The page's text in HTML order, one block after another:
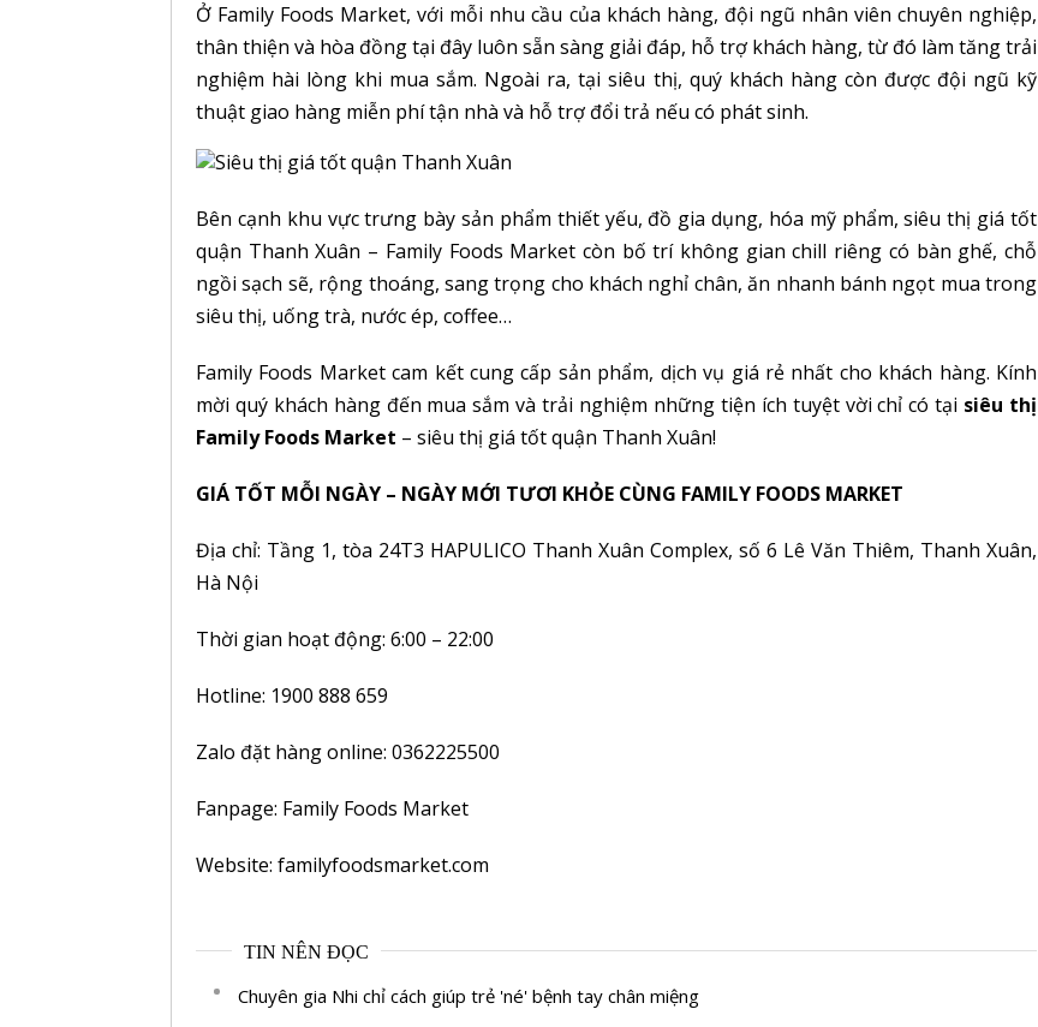
Ở Family Foods Market, với mỗi nhu cầu của khách hàng, đội ngũ nhân viên chuyên nghiệp,
thân thiện và hòa đồng tại đây luôn sẵn sàng giải đáp, hỗ trợ khách hàng, từ đó làm tăng trải
nghiệm hài lòng khi mua sắm. Ngoài ra, tại siêu thị, quý khách hàng còn được đội ngũ kỹ
thuật giao hàng miễn phí tận nhà và hỗ trợ đổi trả nếu có phát sinh.
Bên cạnh khu vực trưng bày sản phẩm thiết yếu, đồ gia dụng, hóa mỹ phẩm, siêu thị giá tốt
quận Thanh Xuân – Family Foods Market còn bố trí không gian chill riêng có bàn ghế, chỗ
ngồi sạch sẽ, rộng thoáng, sang trọng cho khách nghỉ chân, ăn nhanh bánh ngọt mua trong
siêu thị, uống trà, nước ép, coffee…
Family Foods Market cam kết cung cấp sản phẩm, dịch vụ giá rẻ nhất cho khách hàng. Kính
mời quý khách hàng đến mua sắm và trải nghiệm những tiện ích tuyệt vời chỉ có tại siêu thị
Family Foods Market – siêu thị giá tốt quận Thanh Xuân!
GIÁ TỐT MỖI NGÀY – NGÀY MỚI TƯƠI KHỎE CÙNG FAMILY FOODS MARKET
Địa chỉ: Tầng 1, tòa 24T3 HAPULICO Thanh Xuân Complex, số 6 Lê Văn Thiêm, Thanh Xuân,
Hà Nội
Thời gian hoạt động: 6:00 – 22:00
Hotline: 1900 888 659
Zalo đặt hàng online: 0362225500
Fanpage: Family Foods Market
Website: familyfoodsmarket.com
TIN NÊN ĐỌC
Chuyên gia Nhi chỉ cách giúp trẻ 'né' bệnh tay chân miệng